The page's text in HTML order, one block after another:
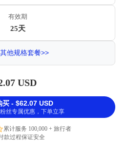
有效期
25天
他规格套餐>>
USD
买 - $62.07 USD
丝专属优惠，下单立享
累计服务 100,000 + 旅行者
款过程保证安全